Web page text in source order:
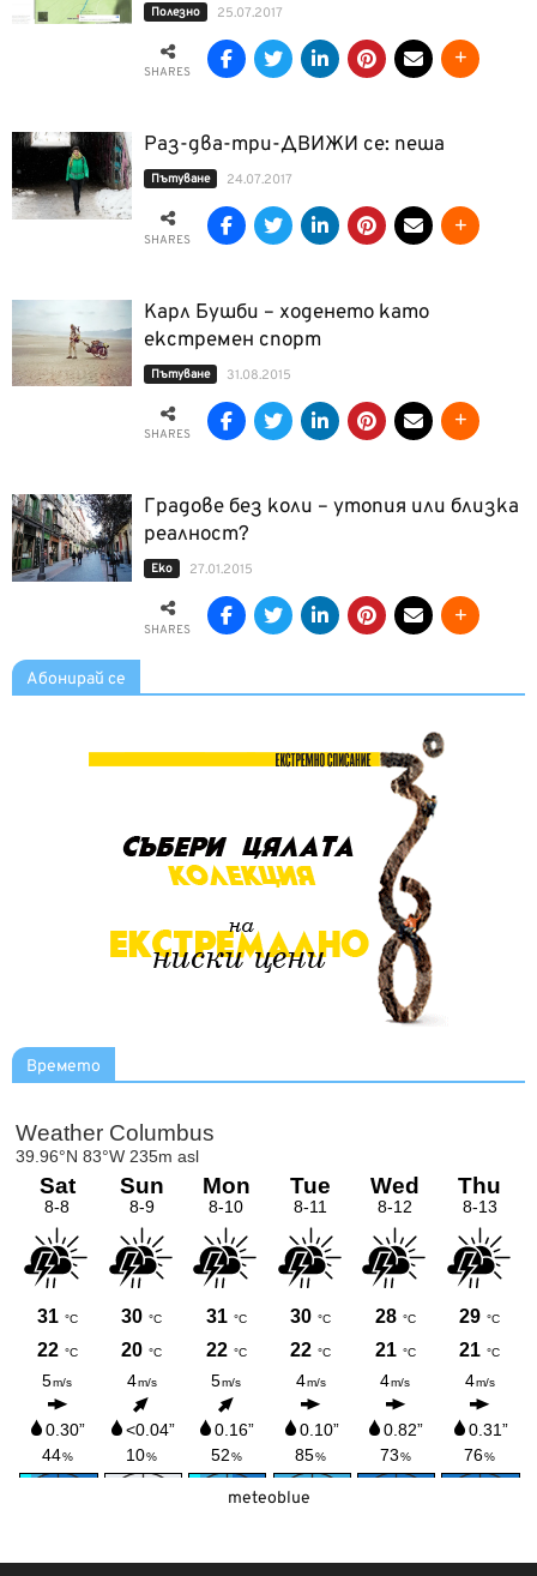
Полезно 25.07.2017
SHARES
Раз-два-три-ДВИЖИ се: пеша
Пътуване 24.07.2017
SHARES
Карл Бушби – ходенето като
екстремен спорт
Пътуване 31.08.2015
SHARES
Градове без коли – утопия или близка
реалност?
Еко 27.01.2015
SHARES
Абонирай се
Времето
meteoblue